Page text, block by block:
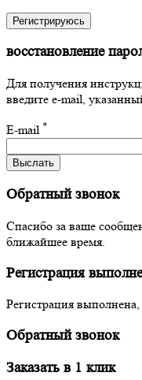
Регистрируюсь
восстановление
Для получения
введите e-mail,
E-mail *
Выслать
Обратный звонок
Спасибо за ваше
ближайшее время.
Регистрация
Регистрация
Обратный звонок
Заказать в 1 клик